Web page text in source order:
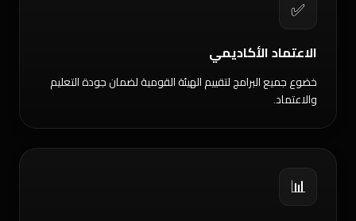
✅
الاعتماد الأكاديمي
خضوع جميع البرامج لتقييم الهيئة القومية لضمان جودة التعليم
والاعتماد.
📊